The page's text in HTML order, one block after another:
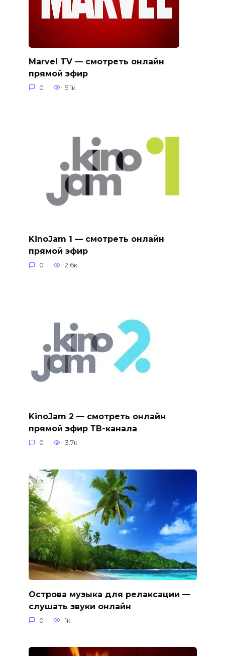
Marvel TV — смотреть онлайн
прямой эфир
0 5.1к.
KinoJam 1 — смотреть онлайн
прямой эфир
0 2.6к.
KinoJam 2 — смотреть онлайн
прямой эфир ТВ-канала
0 3.7к.
Острова музыка для релаксации —
слушать звуки онлайн
0 1к.